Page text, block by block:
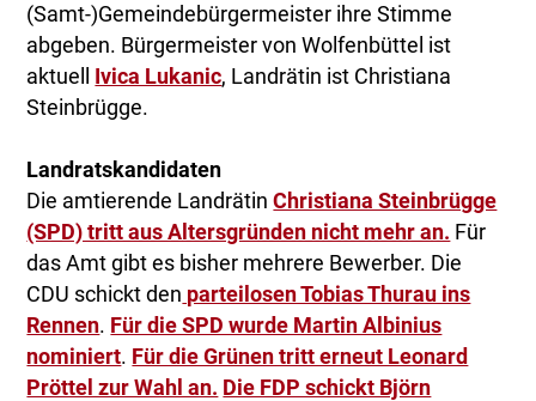
(Samt-)Gemeindebürgermeister ihre Stimme
abgeben. Bürgermeister von Wolfenbüttel ist
aktuell Ivica Lukanic, Landrätin ist Christiana
Steinbrügge.
Landratskandidaten
Die amtierende LandrätinChristiana Steinbrügge
(SPD) tritt aus Altersgründen nicht mehr an. Für
das Amt gibt es bisher mehrere Bewerber. Die
CDU schickt den parteilosen Tobias Thurau ins
Rennen. Für die SPD wurde Martin Albinius
nominiert. Für die Grünen tritt erneut Leonard
Pröttel zur Wahl an. Die FDP schickt Björn